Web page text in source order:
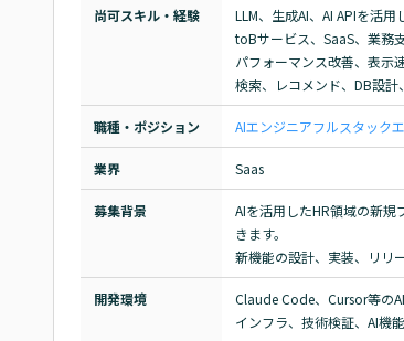
尚可スキル・経験
LLM、生成AI、AI APIを活
toBサービス、SaaS、業務
パフォーマンス改善、表示
検索、レコメンド、DB設
職種・ポジション AIエンジニアフルスタック
業界 Saas
募集背景
AIを活用したHR領域の新
きます。
新機能の設計、実装、リリ
開発環境
Claude Code、Cursor等の
インフラ、技術検証、AI機